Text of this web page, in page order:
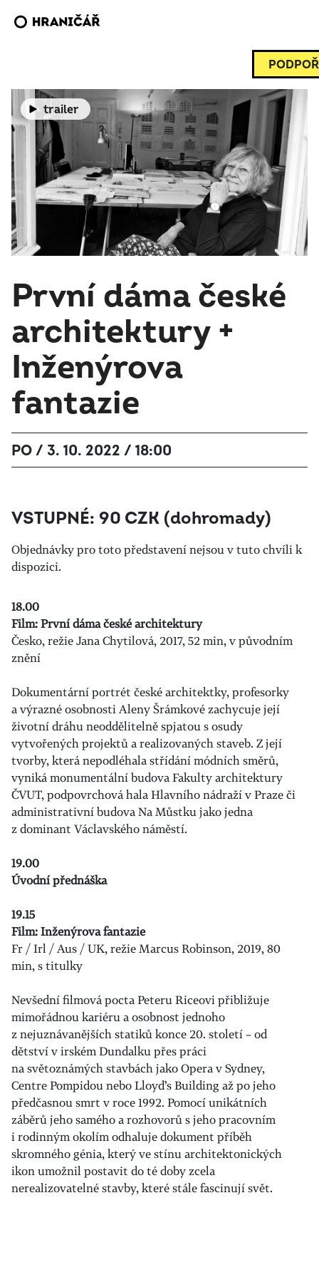
trailer
První dáma české
architektury +
Inženýrova
fantazie
PO / 3. 10. 2022 / 18:00
VSTUPNÉ: 90 CZK (dohromady)
Objednávky pro toto představení nejsou v tuto chvíli k
dispozici.
18.00
Film: První dáma české architektury
Česko, režie Jana Chytilová, 2017, 52 min, v původním
znění
Dokumentární portrét české architektky, profesorky
a výrazné osobnosti Aleny Šrámkové zachycuje její
životní dráhu neoddělitelně spjatou s osudy
vytvořených projektů a realizovaných staveb. Z její
tvorby, která nepodléhala střídání módních směrů,
vyniká monumentální budova Fakulty architektury
ČVUT, podpovrchová hala Hlavního nádraží v Praze či
administrativní budova Na Můstku jako jedna
z dominant Václavského náměstí.
19.00
Úvodní přednáška
19.15
Film: Inženýrova fantazie
Fr / Irl / Aus / UK, režie Marcus Robinson, 2019, 80
min, s titulky
Nevšední filmová pocta Peteru Riceovi přibližuje
mimořádnou kariéru a osobnost jednoho
z nejuznávanějších statiků konce 20. století – od
dětství v irském Dundalku přes práci
na světoznámých stavbách jako Opera v Sydney,
Centre Pompidou nebo Lloyd’s Building až po jeho
předčasnou smrt v roce 1992. Pomocí unikátních
záběrů jeho samého a rozhovorů s jeho pracovním
i rodinným okolím odhaluje dokument příběh
skromného génia, který ve stínu architektonických
ikon umožnil postavit do té doby zcela
nerealizovatelné stavby, které stále fascinují svět.